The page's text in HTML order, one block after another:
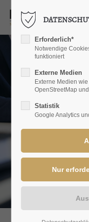
LOGIN
Benutzername
Passwort
Anmelden
|Lost your
SUPPORT
Erforderlich*
Notwendige
funktioniert
Externe Medien
Externe Medien
OpenStreetMap
Statistik
Google Analytics